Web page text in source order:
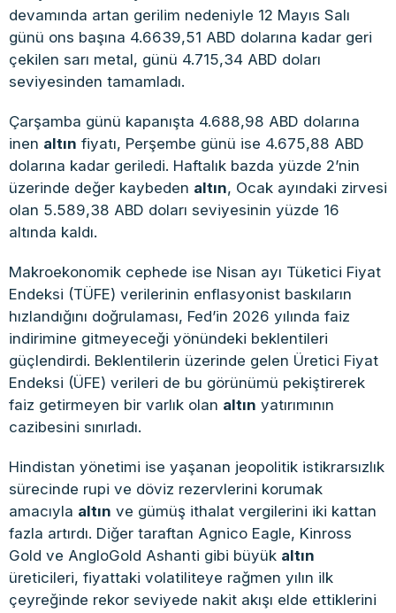
devamında artan gerilim nedeniyle 12 Mayıs Salı
günü ons başına 4.6639,51 ABD dolarına kadar geri
çekilen sarı metal, günü 4.715,34 ABD doları
seviyesinden tamamladı.
Çarşamba günü kapanışta 4.688,98 ABD dolarına
inen altın fiyatı, Perşembe günü ise 4.675,88 ABD
dolarına kadar geriledi. Haftalık bazda yüzde 2’nin
üzerinde değer kaybeden altın, Ocak ayındaki zirvesi
olan 5.589,38 ABD doları seviyesinin yüzde 16
altında kaldı.
Makroekonomik cephede ise Nisan ayı Tüketici Fiyat
Endeksi (TÜFE) verilerinin enflasyonist baskıların
hızlandığını doğrulaması, Fed’in 2026 yılında faiz
indirimine gitmeyeceği yönündeki beklentileri
güçlendirdi. Beklentilerin üzerinde gelen Üretici Fiyat
Endeksi (ÜFE) verileri de bu görünümü pekiştirerek
faiz getirmeyen bir varlık olan altın yatırımının
cazibesini sınırladı.
Hindistan yönetimi ise yaşanan jeopolitik istikrarsızlık
sürecinde rupi ve döviz rezervlerini korumak
amacıyla altın ve gümüş ithalat vergilerini iki kattan
fazla artırdı. Diğer taraftan Agnico Eagle, Kinross
Gold ve AngloGold Ashanti gibi büyük altın
üreticileri, fiyattaki volatiliteye rağmen yılın ilk
çeyreğinde rekor seviyede nakit akışı elde ettiklerini